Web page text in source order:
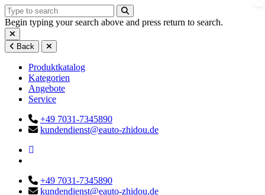
Begin typing your search above and press return to search.
Back
Produktkatalog
Kategorien
Angebote
Service
+49 7031-7345890
kundendienst@eauto-zhidou.de
+49 7031-7345890
kundendienst@eauto-zhidou.de